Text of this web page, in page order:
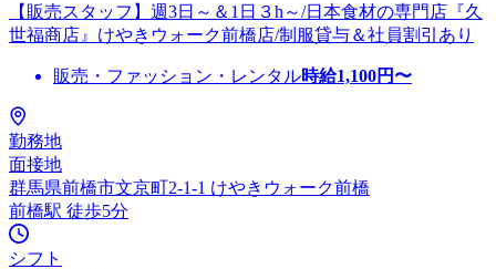
【販売スタッフ】週3日～＆1日３h～/日本食材の専門店『久
世福商店』けやきウォーク前橋店/制服貸与＆社員割引あり
販売・ファッション・レンタル時給1,100円〜
勤務地
面接地
群馬県前橋市文京町2-1-1 けやきウォーク前橋
前橋駅 徒歩5分
シフト